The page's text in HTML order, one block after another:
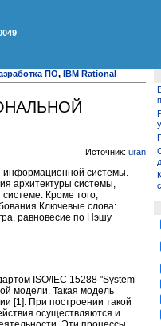
ПО, IBM Rational
Источник: uran
информационной системы.
архитектуры системы,
Кроме того,
Ключевые слова:
равновесие по Нэшу
ISO/IEC 15288 "System
модели. Такая модель
[1]. При построении такой
осуществляются и